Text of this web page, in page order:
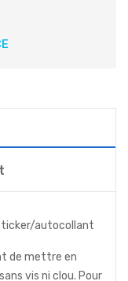
autocollant
de mettre en
vis ni clou. Pour